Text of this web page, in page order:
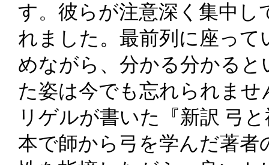
す。彼らが注意深く集中
れました。最前列に座っ
めながら、分かる分かる
た姿は今でも忘れられま
リゲルが書いた『新訳 弓
本で師から弓を学んだ著